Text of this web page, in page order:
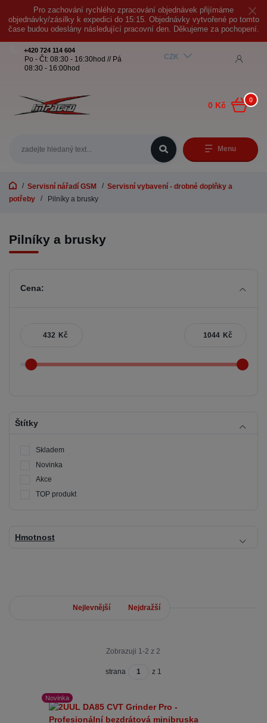
Pro zachování rychlého zpracování objednávek přijímáme
objednávky/zásilky k expedici do 15:15. Objednávky vytvořené po tomto
čase budou odeslány následující pracovní den. Děkujeme za pochopení.
Menu
CZK
+420 724 114 604
Po - Čt: 08:30 - 16:30hod // Pá
08:30 - 16:00hod
0
0 Kč
Servisní nářadí GSM
Servisní vybavení - drobné doplňky a
potřeby
Pilníky a brusky
Pilníky a brusky
Cena:
Kč Kč
Štítky
Skladem
Novinka
Akce
TOP produkt
Hmotnost
Nejlevnější Nejdražší
Zobrazuji 1-2 z 2
strana z 1
Novinka